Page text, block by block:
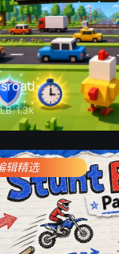
1.3k
辑精选